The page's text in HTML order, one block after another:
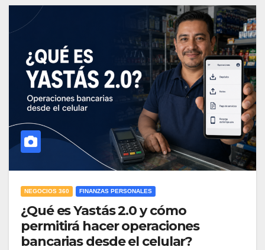
NEGOCIOS 360 FINANZAS PERSONALES
¿Qué es Yastás 2.0 y cómo
permitirá hacer operaciones
bancarias desde el celular?